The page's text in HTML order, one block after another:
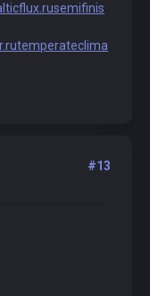
semifinis
temperateclima
#13